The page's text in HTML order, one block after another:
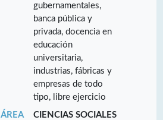
gubernamentales,
banca pública y
privada, docencia en
educación
universitaria,
industrias, fábricas y
empresas de todo
tipo, libre ejercicio
ÁREA
CIENCIAS SOCIALES